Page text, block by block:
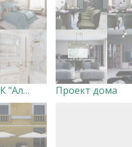
г. Москва, ЖК "Алые Паруса" Проект дома